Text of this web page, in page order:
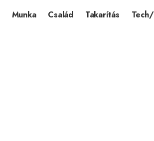
Munka Család Takarítás